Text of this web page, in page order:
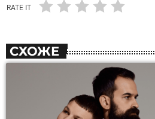
RATE IT
СХОЖЕ